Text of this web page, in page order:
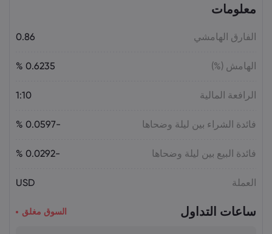
آمال توسيع المرور عبر مضيق هرمز تضغط
معلومات
الفارق الهامشي 0.86
الهامش (%) 0.6235 %
الرافعة المالية 1:10
فائدة الشراء بين ليلة وضحاها -0.0597 %
فائدة البيع بين ليلة وضحاها -0.0292 %
العملة USD
ساعات التداول السوق مغلق